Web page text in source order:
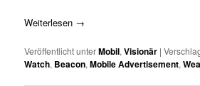
Weiterlesen →
Veröffentlicht unterMobil,Visionär |
Watch, Beacon,Mobile Advertisement,